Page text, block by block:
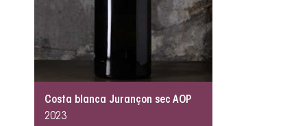
Costa blanca Jurançon sec AOP
2023